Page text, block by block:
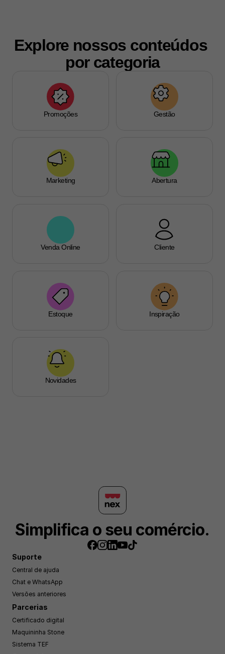
Explore nossos conteúdos
por categoria
Promoções Gestão
Marketing Abertura
Venda Online Cliente
Estoque Inspiração
Novidades
Simplifica o seu comércio.
Suporte
Central de ajuda
Chat e WhatsApp
Versões anteriores
Parcerias
Certificado digital
Maquininha Stone
Sistema TEF